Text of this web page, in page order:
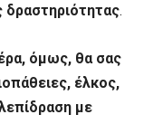
δραστηριότητας.
όμως, θα σας
έλκος,
με